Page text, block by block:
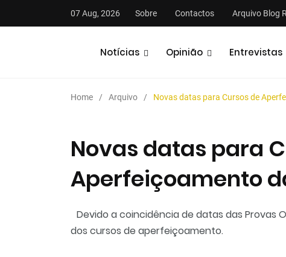
07 Aug, 2026 Sobre Contactos Arquivo Blog
Notícias Opinião Entrevistas
Home Arquivo Novas datas para Cursos de
Novas datas para
Aperfeiçoamento
Devido a coincidência de datas das Provas
dos cursos de aperfeiçoamento.
Análises